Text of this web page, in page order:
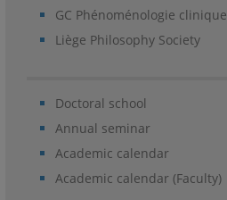
GC Phénoménologie clinique
Liège Philosophy Society
Doctoral school
Annual seminar
Academic calendar
Academic calendar (Faculty)